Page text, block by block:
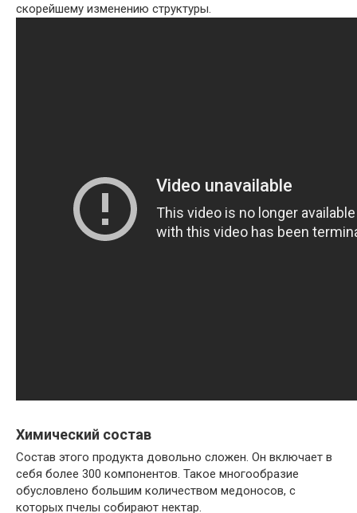
скорейшему изменению структуры.
Химический состав
Состав этого продукта довольно сложен. Он включает в
себя более 300 компонентов. Такое многообразие
обусловлено большим количеством медоносов, с
которых пчелы собирают нектар.